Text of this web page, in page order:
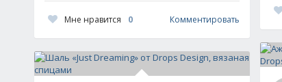
Мне нравится 0 Комментировать